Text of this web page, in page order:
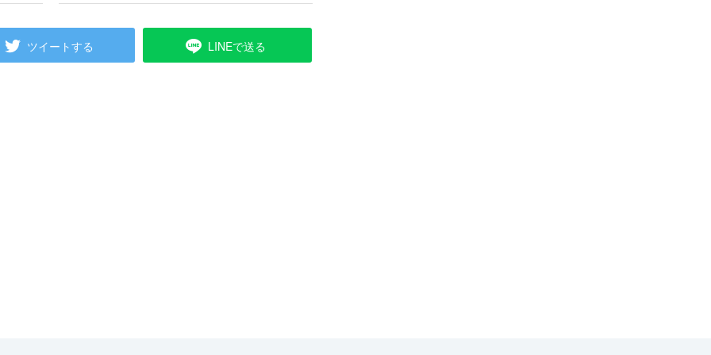
ツイートする LINEで送る